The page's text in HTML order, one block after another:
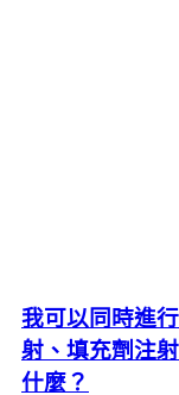
我可以同時進
射、填充劑注
什麼？